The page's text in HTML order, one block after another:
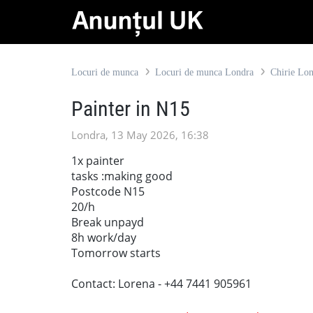
Locuri de munca Locuri de munca Londra Chirie
Painter in N15
Londra, 13 May 2026, 16:38
1x painter
tasks :making good
Postcode N15
20/h
Break unpayd
8h work/day
Tomorrow starts
Contact: Lorena - +44 7441 905961